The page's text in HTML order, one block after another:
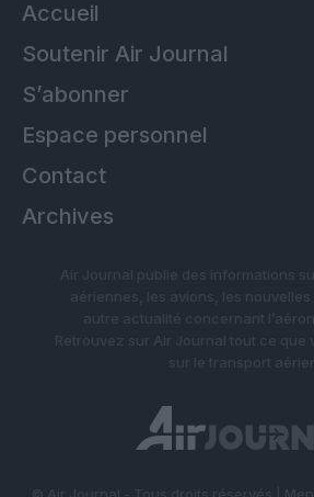
Accueil
Soutenir Air Journal
S’abonner
Espace personnel
Contact
Archives